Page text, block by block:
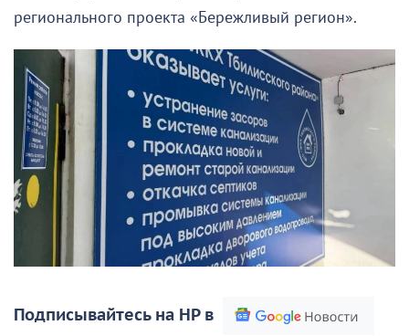
регионального проекта «Бережливый регион».
Подписывайтесь на НР в